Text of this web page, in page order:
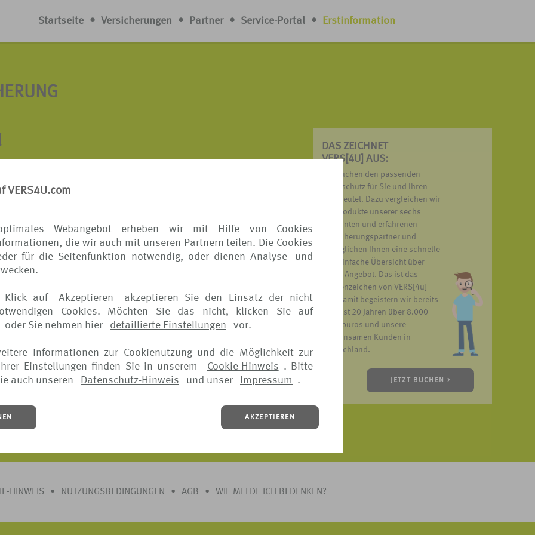
VERS4U.com
Webangebot erheben wir mit Hilfe von Cookies
die wir auch mit unseren Partnern teilen. Die Cookies
für die Seitenfunktion notwendig, oder dienen Analyse- und
Klick auf Akzeptieren
akzeptieren Sie den Einsatz der nicht
Cookies. Möchten Sie das nicht, klicken Sie auf
oder Sie nehmen hier detaillierte Einstellungen vor.
Informationen zur Cookienutzung und die Möglichkeit zur
Einstellungen finden Sie in unserem
Cookie-Hinweis . Bitte
auch unseren
Datenschutz-Hinweis und unser Impressum .
AKZEPTIEREN
Startseite • Versicherungen • Partner • Service-Portal • Erstinformation
hat, kennt dieses flaue Gefühl in der Magengegend, wenn
wartet, und wartet... Wenn der Koffer schließlich doch noch
im Wege. Aber falls doch nicht, was nun?
nicht das Lieblingssommerkleid und die
der Zeitwert des verschwundenen Gepäcks erstattet*.
Anspruch genommen werden bei:
Sie bitte den jeweiligen Versicherungsbedingungen.
jederzeit vor Beginn der Reise möglich.
DAS ZEICHNET
VERS[4U] AUS:
Wir suchen den passenden
Reiseschutz für Sie und Ihren
Geldbeutel. Dazu vergleichen wir
die Produkte unserer sechs
bekannten und erfahrenen
Versicherungspartner und
ermöglichen Ihnen eine schnelle
und einfache Übersicht über
unser Angebot. Das ist das
Markenzeichen von VERS[4u]
und damit begeistern wir bereits
seit fast 20 Jahren über 8.000
Reisebüros und unsere
gemeinsamen Kunden in
Deutschland.
JETZT BUCHEN >
HINWEIS • NUTZUNGSBEDINGUNGEN • AGB • WIE MELDE ICH BEDENKEN?